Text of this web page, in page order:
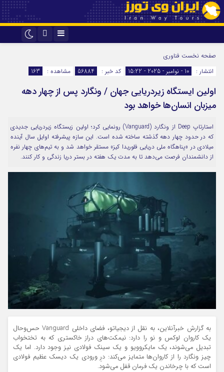
اینستاگرام
صفحه نخست فناوری
انتشار :
10 - نوامبر - 2025 - 15:22 کد خبر : 56884 مشاهده : 163
اولین ایستگاه زیردریایی جهان / ونگارد پس از چهار دهه
میزبان انسان‌ها خواهد بود
استارتاپ Deep از ونگارد (Vanguard) رونمایی کرد؛ اولین زیستگاه زیردریایی جدیدی
که در حدود چهار دهه گذشته ساخته شده است. این سازه پیشرفته اوایل سال آینده
میلادی در «پناهگاه ملی دریایی فلوریدا کیز» مستقر خواهد شد و به تیم‌های چهار نفره
از دانشمندان فرصت می‌دهد تا به مدت یک هفته در بستر دریا زندگی و کار کنند.
به گزارش خبرآنلاین، به نقل از دیجیاتو، فضای داخلی Vanguard حس‌وحال
یک کاروان لوکس و نو را دارد: نیمکت‌های دراز خاکستری که به تختخواب
تبدیل می‌شوند، یک مایکروویو و یک سینک فولادی نیز وجود دارد. اما یک
چیز ونگارد را از کاروان‌ها متمایز می‌کند: درِ ورودی یک دیسک عظیم فولادی
است که با چرخاندن یک فرمان قفل می‌شود.